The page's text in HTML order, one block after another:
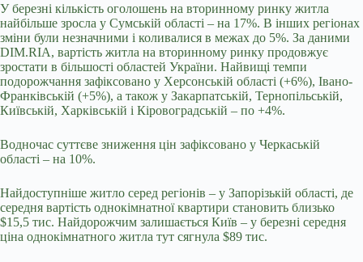
У березні кількість оголошень на вторинному ринку житла
найбільше зросла у Сумській області – на 17%. В інших регіонах
зміни були незначними і коливалися в межах до 5%. За даними
DIM.RIA, вартість житла на вторинному ринку продовжує
зростати в більшості областей України. Найвищі темпи
подорожчання зафіксовано у Херсонській області (+6%), Івано-
Франківській (+5%), а також у Закарпатській, Тернопільській,
Київській, Харківській і Кіровоградській – по +4%.
Водночас суттєве зниження цін зафіксовано у Черкаській
області – на 10%.
Найдоступніше житло серед регіонів – у Запорізькій області, де
середня вартість однокімнатної квартири становить близько
$15,5 тис. Найдорожчим залишається Київ – у березні середня
ціна однокімнатного житла тут сягнула $89 тис.